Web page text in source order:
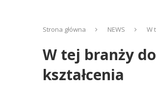
Strona główna NEWS W
W tej branży
kształcenia